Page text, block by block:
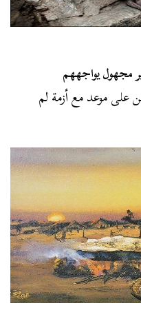
مجهول يواجههم
2014 كانت اليمن على موعد مع أزمة لم